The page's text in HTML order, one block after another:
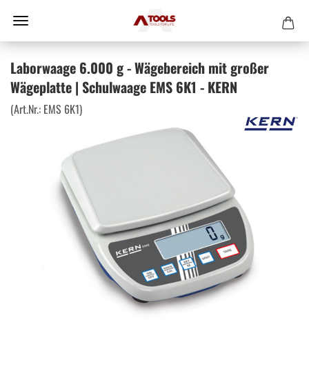
Laborwaage 6.000 g - Wägebereich mit großer
Wägeplatte | Schulwaage EMS 6K1 - KERN
(Art.Nr.: EMS 6K1)